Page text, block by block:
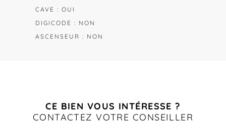
CAVE : OUI
DIGICODE : NON
ASCENSEUR : NON
CE BIEN VOUS INTÉRESSE ?
CONTACTEZ VOTRE CONSEILLER